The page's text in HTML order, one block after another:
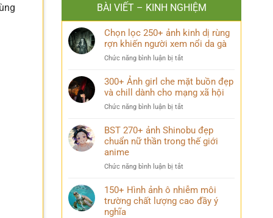
BÀI VIẾT – KINH NGHIỆM
Chọn lọc 250+ ảnh kinh dị rùng
rợn khiến người xem nổi da gà
Chức năng bình luận bị tắt
lọc
250+
ảnh
kinh
rùng
rợn
xem
da
gà
300+ Ảnh girl che mặt buồn đẹp
và chill dành cho mạng xã hội
Chức năng bình luận bị tắt
Ảnh
girl
che
buồn
và
chill
BST 270+ ảnh Shinobu đẹp
chuẩn nữ thần trong thế giới
anime
Chức năng bình luận bị tắt
270+
150+ Hình ảnh ô nhiễm môi
trường chất lượng cao đầy ý
nghĩa